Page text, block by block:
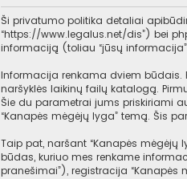
Ši privatumo politika detaliai
“https://www.legalus.net/dis”) bei
informaciją (toliau “jūsų
Informacija renkama dviem būdais.
naršyklės laikinų failų katalogą.
Šie du parametrai jums priskiriami
“Kanapės mėgėjų lyga” temą. Šis
Taip pat, naršant “Kanapės mėgėjų
būdas, kuriuo mes renkame
pranešimai”), registracija